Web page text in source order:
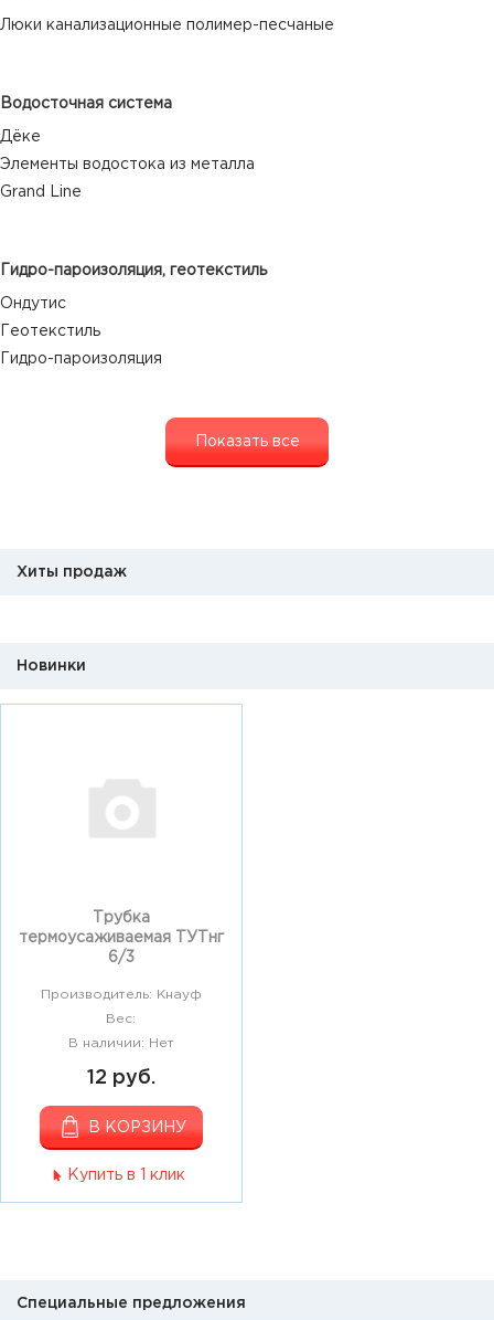
Люки канализационные полимер-песчаные
Водосточная система
Дёке
Элементы водостока из металла
Grand Line
Гидро-пароизоляция, геотекстиль
Ондутис
Геотекстиль
Гидро-пароизоляция
Показать все
Хиты продаж
Новинки
Трубка
термоусаживаемая ТУТнг
6/3
Производитель: Кнауф
Вес:
В наличии: Нет
12 руб.
В КОРЗИНУ
Купить в 1 клик
Специальные предложения